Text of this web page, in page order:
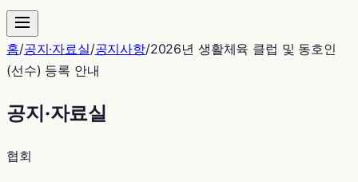
홈/공지·자료실/공지사항/2026년 생활체육 클럽 및 동호인
(선수) 등록 안내
공지·자료실
협회